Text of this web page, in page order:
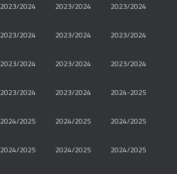
2023/2024 2023/2024 2023/2024
2023/2024 2023/2024 2023/2024
2023/2024 2023/2024 2023/2024
2023/2024 2023/2024 2024-2025
2024/2025 2024/2025 2024/2025
2024/2025 2024/2025 2024/2025